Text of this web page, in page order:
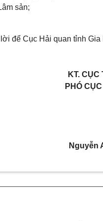
sản;
để Cục Hải quan tỉnh
KT. CỤC
PHÓ
Nguyễn